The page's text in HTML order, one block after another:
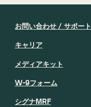
お問い合わせ / サポート
キャリア
メディアキット
W-9フォーム
シグナMRF